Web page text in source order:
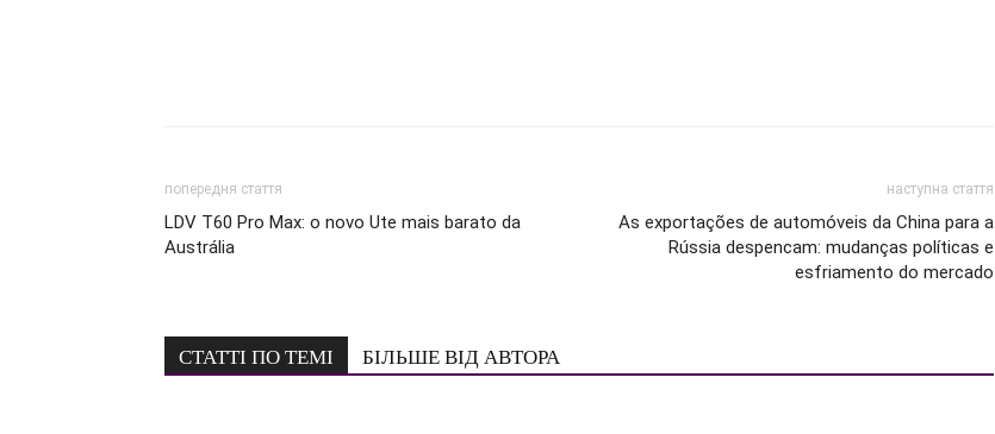
попередня стаття
LDV T60 Pro Max: o novo Ute mais barato da
Austrália
наступна стаття
As exportações de automóveis da China para a
Rússia despencam: mudanças políticas e
esfriamento do mercado
СТАТТІ ПО ТЕМІ БІЛЬШЕ ВІД АВТОРА